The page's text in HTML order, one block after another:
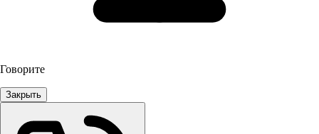
Говорите
Закрыть